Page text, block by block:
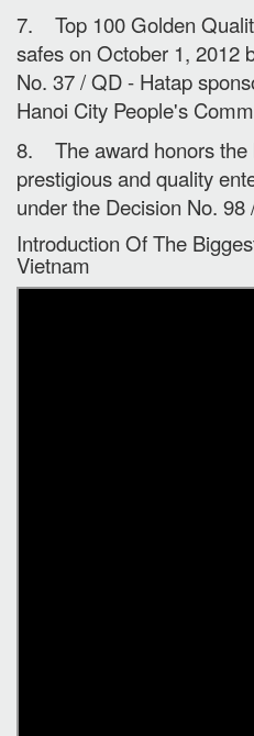
7. Top 100 Golden
safes on October 1, 2012
No. 37 / QD - Hatap
Hanoi City People's
8. The award honors the
prestigious and quality
under the Decision No. 98
Introduction Of The
Vietnam